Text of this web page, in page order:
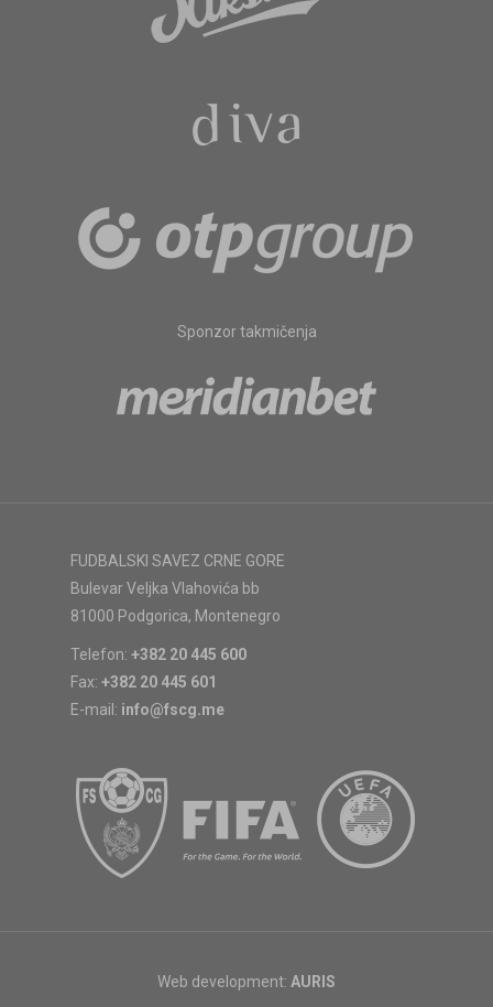
Sponzor takmičenja
FUDBALSKI SAVEZ CRNE GORE
Bulevar Veljka Vlahovića bb
81000 Podgorica, Montenegro
Telefon: +382 20 445 600
Fax: +382 20 445 601
E-mail: info@fscg.me
Web development: AURIS